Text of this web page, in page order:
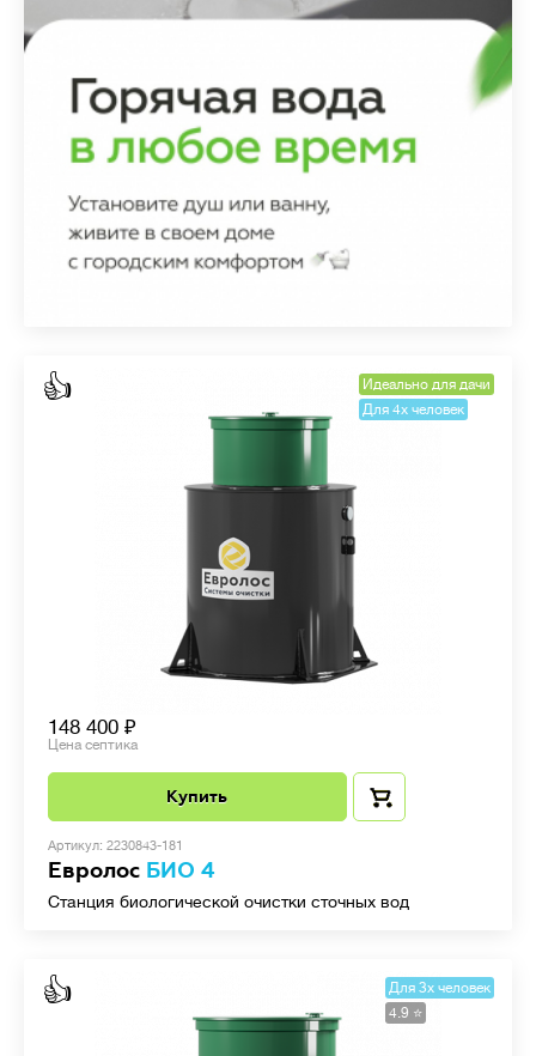
👍
Идеально для дачи
Для 4х человек
148 400
Цена септика
Купить
Артикул: 2230843-181
Евролос БИО 4
Станция биологической очистки сточных вод
👍
Для 3х человек
4.9 ⭐️